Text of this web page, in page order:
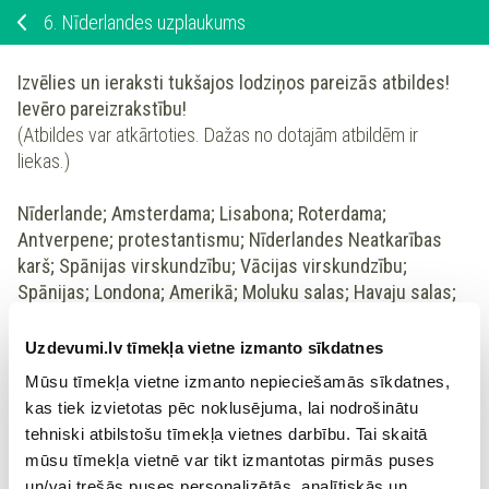
Uzdevumi.lv tīmekļa vietne izmanto sīkdatnes
Mūsu tīmekļa vietne izmanto nepieciešamās sīkdatnes,
kas tiek izvietotas pēc noklusējuma, lai nodrošinātu
tehniski atbilstošu tīmekļa vietnes darbību. Tai skaitā
mūsu tīmekļa vietnē var tikt izmantotas pirmās puses
6. Nīderlandes uzplaukums
Izvēlies un ieraksti tukšajos lodziņos pareizās atbildes!
Ievēro pareizrakstību!
(Atbildes var atkārtoties. Dažas no dotajām atbildēm ir
liekas.)
Nīderlande; Amsterdama; Lisabona; Roterdama;
Antverpene; protestantismu; Nīderlandes Neatkarības
karš; Spānijas virskundzību; Vācijas virskundzību;
Spānijas; Londona; Amerikā; Moluku salas; Havaju salas;
tirdzniecības kompānija
1.
16.gs. Nīderlande bija Spānijas īpašuma ienesīgākā daļa,
jo tur atradās lielākās ostas - Antverpene, Amsterdama un